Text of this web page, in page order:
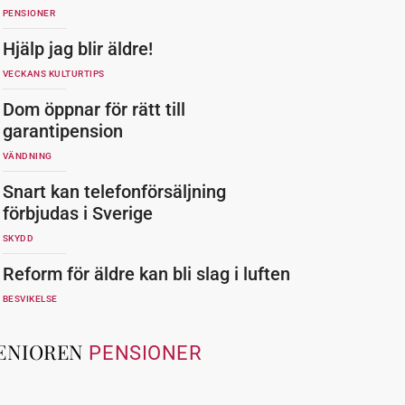
PENSIONER
Hjälp jag blir äldre!
VECKANS KULTURTIPS
Dom öppnar för rätt till
garantipension
VÄNDNING
Snart kan telefonförsäljning
förbjudas i Sverige
SKYDD
Reform för äldre kan bli slag i luften
BESVIKELSE
PENSIONER